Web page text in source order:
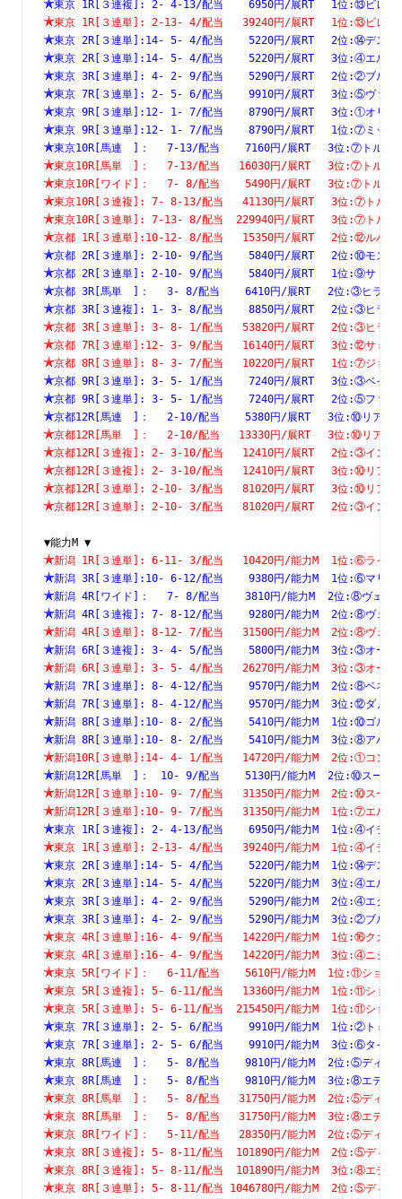
東京 1R[３連複]: 2- 4-13/配当    6950円/展RT　 1
東京 1R[３連単]: 2-13- 4/配当   39240円/展RT　 1
東京 2R[３連単]:14- 5- 4/配当    5220円/展RT
東京 2R[３連単]:14- 5- 4/配当    5220円/展
東京 3R[３連単]: 4- 2- 9/配当    5290円/展RT　
東京 7R[３連単]: 2- 5- 6/配当    9910円/展RT　
東京 9R[３連単]:12- 1- 7/配当    8790円/展RT　 3位:①オリバ
東京 9R[３連単]:12- 1- 7/配当    8790円/展RT　 1位:⑦ミッキ
東京10R[馬連　]：　 7-13/配当    7160円/展RT　 3位:⑦トル
東京10R[馬単　]：　 7-13/配当   16030円/展RT　 3位:⑦トル
東京10R[ワイド]：　 7- 8/配当    5490円/展RT　 3位:⑦トルシ
東京10R[３連複]: 7- 8-13/配当   41130円/展RT　 3位:⑦トル
東京10R[３連単]: 7-13- 8/配当  229940円/展RT　 3位:⑦トル
京都 1R[３連単]:10-12- 8/配当   15350円/展RT　 2
京都 2R[３連単]: 2-10- 9/配当    5840円/展RT　 2
京都 2R[３連単]: 2-10- 9/配当    5840円/展RT　
京都 3R[馬単　]：　 3- 8/配当    6410円/展RT　 2
京都 3R[３連複]: 1- 3- 8/配当    8850円/展RT　 2
京都 3R[３連単]: 3- 8- 1/配当   53820円/展RT　 2
京都 7R[３連単]:12- 3- 9/配当   16140円/展RT　
京都 8R[３連単]: 8- 3- 7/配当   10220円/展RT　
京都 9R[３連単]: 3- 5- 1/配当    7240円/展RT　 3位:③ベイラ
京都 9R[３連単]: 3- 5- 1/配当    7240円/展RT　 2位:⑤ファー
京都12R[馬連　]：　 2-10/配当    5380円/展RT
京都12R[馬単　]：　 2-10/配当   13330円/展RT
京都12R[３連複]: 2- 3-10/配当   12410円/展RT
京都12R[３連複]: 2- 3-10/配当   12410円/展RT
京都12R[３連単]: 2-10- 3/配当   81020円/展RT
京都12R[３連単]: 2-10- 3/配当   81020円/展RT
▼能力M ▼
新潟 1R[３連単]: 6-11- 3/配当   10420円/能力M
新潟 3R[３連単]:10- 6-12/配当    9380円/能力M  1
新潟 4R[ワイド]：　 7- 8/配当    3810円/能力M  2
新潟 4R[３連複]: 7- 8-12/配当    9280円/能力M
新潟 4R[３連単]: 8-12- 7/配当   31500円/能力M
新潟 6R[３連複]: 3- 4- 5/配当    5800円/能力M  3
新潟 6R[３連単]: 3- 5- 4/配当   26270円/能力M
新潟 7R[３連単]: 8- 4-12/配当    9570円/能力
新潟 7R[３連単]: 8- 4-12/配当    9570円/能力M
新潟 8R[３連単]:10- 8- 2/配当    5410円/能力M  1
新潟 8R[３連単]:10- 8- 2/配当    5410円/能力M
新潟10R[３連単]:14- 4- 1/配当   14720円/能力M  2位:①コンフ
新潟12R[馬単　]：　10- 9/配当    5130円/能力M  2
新潟12R[３連単]:10- 9- 7/配当   31350円/能力M  2
新潟12R[３連単]:10- 9- 7/配当   31350円/能力M
東京 1R[３連複]: 2- 4-13/配当    6950円/能力M  1
東京 1R[３連単]: 2-13- 4/配当   39240円/能力M  1
東京 2R[３連単]:14- 5- 4/配当    5220円/能力
東京 2R[３連単]:14- 5- 4/配当    5220円/能
東京 3R[３連単]: 4- 2- 9/配当    5290円/能力M  2位
東京 3R[３連単]: 4- 2- 9/配当    5290円/能力M
東京 4R[３連単]:16- 4- 9/配当   14220円/能力M
東京 4R[３連単]:16- 4- 9/配当   14220円/能力M  3位
東京 5R[ワイド]：　 6-11/配当    5610円/能力M  1
東京 5R[３連複]: 5- 6-11/配当   13360円/能力M  1
東京 5R[３連単]: 5- 6-11/配当  215450円/能力M  1
東京 7R[３連単]: 2- 5- 6/配当    9910円/能力M  1
東京 7R[３連単]: 2- 5- 6/配当    9910円/能力M  3
東京 8R[馬連　]：　 5- 8/配当    9810円/能力M  2
東京 8R[馬連　]：　 5- 8/配当    9810円/能力M  3
東京 8R[馬単　]：　 5- 8/配当   31750円/能力M
東京 8R[馬単　]：　 5- 8/配当   31750円/能力M
東京 8R[ワイド]：　 5-11/配当   28350円/能力M
東京 8R[３連複]: 5- 8-11/配当  101890円/能力M
東京 8R[３連複]: 5- 8-11/配当  101890円/能力M
東京 8R[３連単]: 5- 8-11/配当 1046780円/能力M